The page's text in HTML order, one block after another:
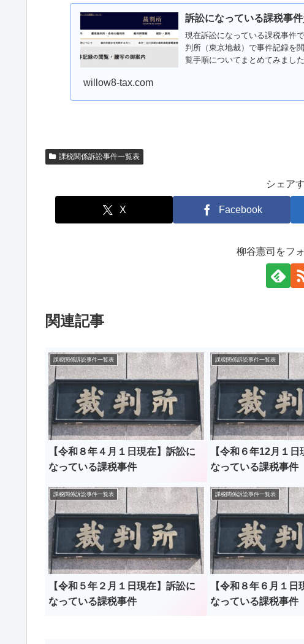
訴訟になっている課税事
現在訴訟になっている課税事件
判所（東京地裁）で事件記録を
覧手順についてまとめてみまし
willow8-tax.com
課税関係訴訟事件一覧表
シェア
X Facebook
柳谷憲司をフ
関連記事
課税関係訴訟事件一覧表
【令和８年４月１日現在】訴訟に
なっている課税事件
課税関係訴訟事件一覧表
【令和６年12月１
なっている課税事件
課税関係訴訟事件一覧表
【令和５年２月１日現在】訴訟に
なっている課税事件
課税関係訴訟事件一覧表
【令和８年６月１日
なっている課税事件